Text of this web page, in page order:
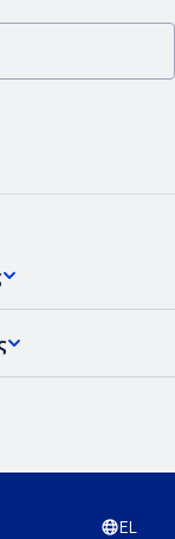
EL